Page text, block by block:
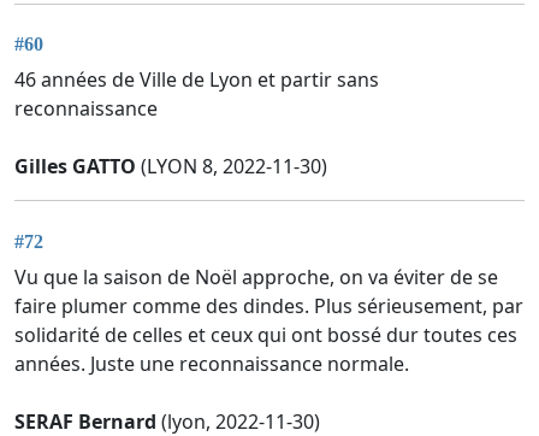
#60
46 années de Ville de Lyon et partir sans
reconnaissance
Gilles GATTO (LYON 8, 2022-11-30)
#72
Vu que la saison de Noël approche, on va éviter de se
faire plumer comme des dindes. Plus sérieusement, par
solidarité de celles et ceux qui ont bossé dur toutes ces
années. Juste une reconnaissance normale.
SERAF Bernard (lyon, 2022-11-30)